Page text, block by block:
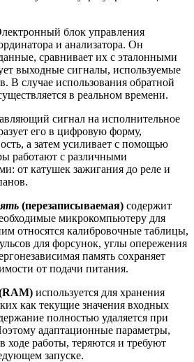
блок управления
и анализатора. Он
сравнивает их с эталонными
выходные сигналы, используемые
В случае использования обратной
в реальном времени.
сигнал на исполнительное
его в цифровую форму,
а затем усиливает с помощью
работают с различными
от катушек зажигания до реле и
(перезаписываемая) содержит
микрокомпьютеру для
относятся калибровочные таблицы,
для форсунок, углы опережения
память сохраняет
от подачи питания.
используется для хранения
как текущие значения входных
полностью удаляется при
адаптационные параметры,
ходе работы, теряются и требуют
запуске.